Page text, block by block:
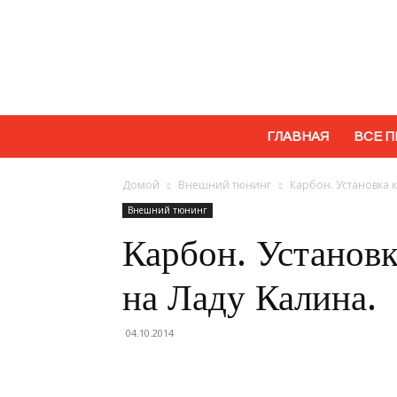
ГЛАВНАЯ ВСЕ
Домой Внешний тюнинг Карбон. Установка
Внешний тюнинг
Карбон.
на Ладу Калина.
04.10.2014